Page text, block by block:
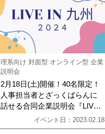
理系向け 対面型 オンライン型 企業
説明会
2月18日(土)開催！40名限定！
人事担当者とざっくばらんに
話せる合同企業説明会『LIVE
in 九州2024』イベント日：2023.02.18